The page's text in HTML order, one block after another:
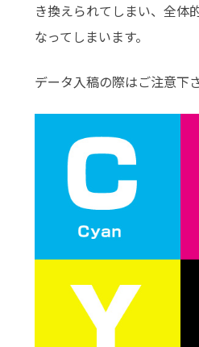
き換えられてしまい、全体
なってしまいます。
データ入稿の際はご注意下